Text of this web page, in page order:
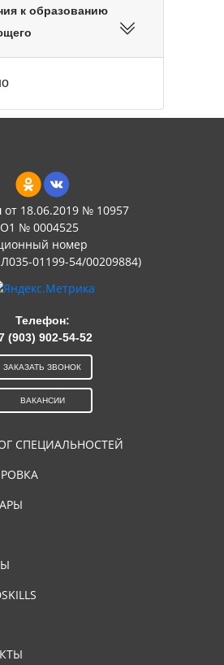
к образованию
от 18.06.2019 № 10957
№ 0004525
номер
01199-54/00209884)
СПЕЦИАЛЬНОСТЕЙ
Телефон:
(903) 902-54-52
ЗАКАЗАТЬ ЗВОНОК
ВАКАНСИИ